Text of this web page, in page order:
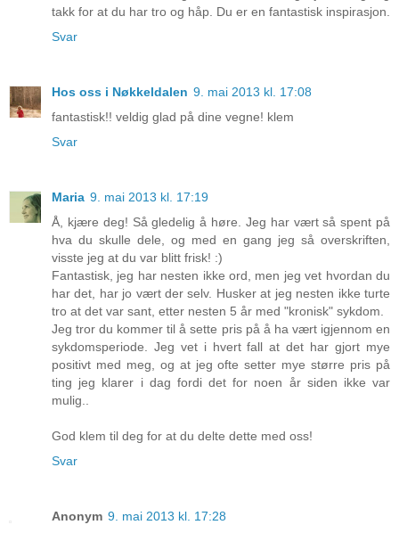
takk for at du har tro og håp. Du er en fantastisk inspirasjon.
Svar
Hos oss i Nøkkeldalen 9. mai 2013 kl. 17:08
fantastisk!! veldig glad på dine vegne! klem
Svar
Maria 9. mai 2013 kl. 17:19
Å, kjære deg! Så gledelig å høre. Jeg har vært så spent på
hva du skulle dele, og med en gang jeg så overskriften,
visste jeg at du var blitt frisk! :)
Fantastisk, jeg har nesten ikke ord, men jeg vet hvordan du
har det, har jo vært der selv. Husker at jeg nesten ikke turte
tro at det var sant, etter nesten 5 år med "kronisk" sykdom.
Jeg tror du kommer til å sette pris på å ha vært igjennom en
sykdomsperiode. Jeg vet i hvert fall at det har gjort mye
positivt med meg, og at jeg ofte setter mye større pris på
ting jeg klarer i dag fordi det for noen år siden ikke var
mulig..
God klem til deg for at du delte dette med oss!
Svar
Anonym 9. mai 2013 kl. 17:28